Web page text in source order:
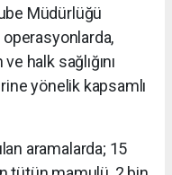
Müdürlüğü
halk sağlığını
yönelik kapsamlı
aramalarda; 15